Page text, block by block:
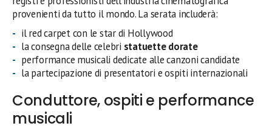
provenienti da tutto il mondo. La serata includerà:
il red carpet con le star di Hollywood
la consegna delle celebri statuette dorate
performance musicali dedicate alle canzoni candidate
la partecipazione di presentatori e ospiti internazionali
Conduttore, ospiti e performance
musicali